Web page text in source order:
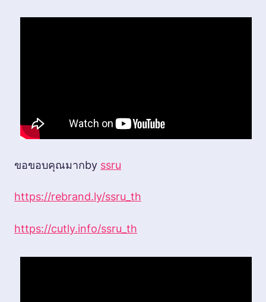
ขอขอบคุณมากby ssru
https://rebrand.ly/ssru_th
https://cutly.info/ssru_th